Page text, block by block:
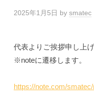
2025年1月5日 by smatec
代表よりご挨拶申し上げ
※noteに遷移します。
https://note.com/